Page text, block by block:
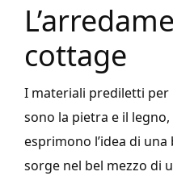
cottage
I materiali prediletti per
sono la pietra e il
esprimono l’idea di
sorge nel bel mezzo di